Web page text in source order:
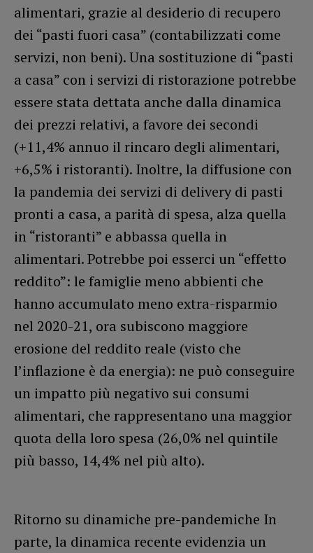
alimentari, grazie al desiderio di recupero
dei “pasti fuori casa” (contabilizzati come
servizi, non beni). Una sostituzione di “pasti
a casa” con i servizi di ristorazione potrebbe
essere stata dettata anche dalla dinamica
dei prezzi relativi, a favore dei secondi
(+11,4% annuo il rincaro degli alimentari,
+6,5% i ristoranti). Inoltre, la diffusione con
la pandemia dei servizi di delivery di pasti
pronti a casa, a parità di spesa, alza quella
in “ristoranti” e abbassa quella in
alimentari. Potrebbe poi esserci un “effetto
reddito”: le famiglie meno abbienti che
hanno accumulato meno extra-risparmio
nel 2020-21, ora subiscono maggiore
erosione del reddito reale (visto che
l’inflazione è da energia): ne può conseguire
un impatto più negativo sui consumi
alimentari, che rappresentano una maggior
quota della loro spesa (26,0% nel quintile
più basso, 14,4% nel più alto).
Ritorno su dinamiche pre-pandemiche In
parte, la dinamica recente evidenzia un